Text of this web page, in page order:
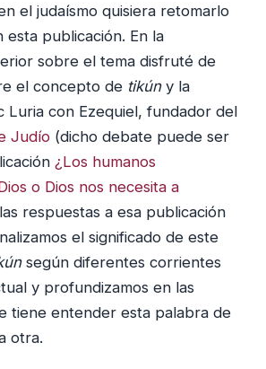
el judaísmo quisiera retomarlo
esta publicación. En la
sobre el tema disfruté de
el concepto de tikúny la
Luria con Ezequiel, fundador del
Judío (dicho debate puede ser
¿Los humanos
o Dios nos necesita a
respuestas a esa publicación
el significado de este
según diferentes corrientes
y profundizamos en las
tiene entender esta palabra de
otra.